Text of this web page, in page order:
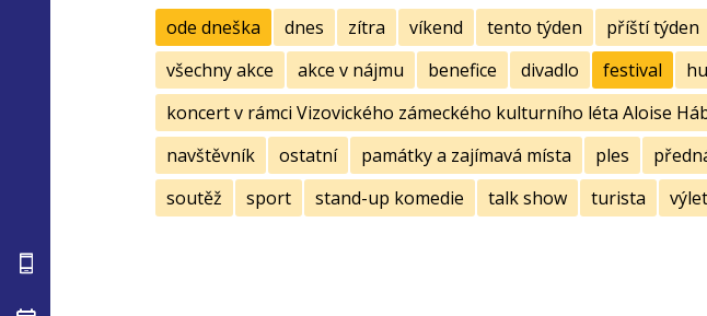
ode dneška dnes zítra víkend tento týden příští týden
všechny akce
akce v nájmu benefice divadlo festival
koncert v rámci Vizovického zámeckého kulturního léta Aloise
navštěvník
ostatní památky a zajímavá místa ples
soutěž
sport stand-up komedie talk show turista výlet